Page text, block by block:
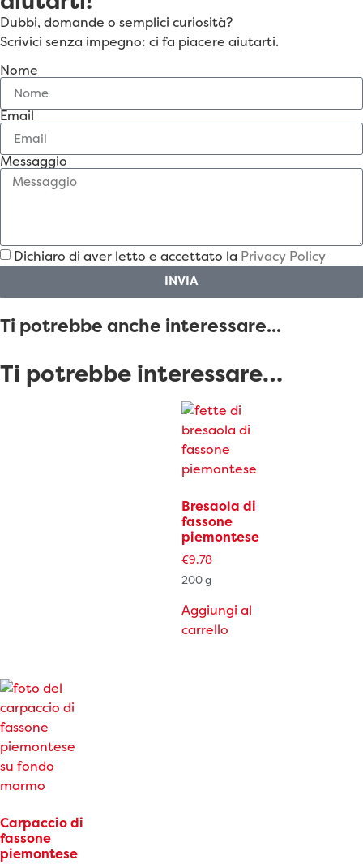
Dubbi, domande o semplici curiosità?
Scrivici senza impegno: ci fa piacere aiutarti.
Nome
Email
Messaggio
Dichiaro di aver letto e accettato la Privacy Policy
INVIA
Ti potrebbe anche interessare...
Ti potrebbe interessare…
Bresaola di
fassone
piemontese
€9.78
200 g
Aggiungi al
carrello
Carpaccio di
fassone
piemontese